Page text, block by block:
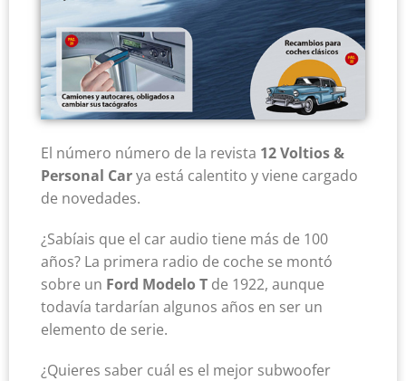
El número número de la revista 12 Voltios &
Personal Carya está calentito y viene cargado
de novedades.
¿Sabíais que el car audio tiene más de 100
años? La primera radio de coche se montó
sobre un Ford Modelo T de 1922, aunque
todavía tardarían algunos años en ser un
elemento de serie.
¿Quieres saber cuál es el mejor subwoofer